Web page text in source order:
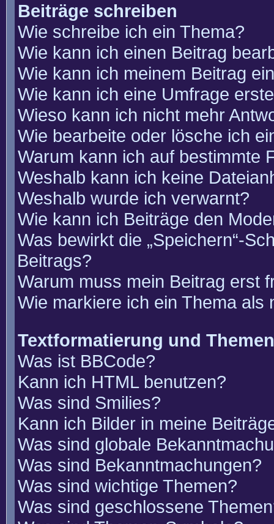
Beiträge schreiben
Wie schreibe ich ein Thema?
Wie kann ich einen Beitrag
Wie kann ich meinem Beitrag
Wie kann ich eine Umfrage
Wieso kann ich nicht mehr
Wie bearbeite oder lösche ich
Warum kann ich auf bestimmte
Weshalb kann ich keine
Weshalb wurde ich verwarnt?
Wie kann ich Beiträge den
Was bewirkt die „Speichern“-
Beitrags?
Warum muss mein Beitrag erst
Wie markiere ich ein Thema als
Textformatierung und
Was ist BBCode?
Kann ich HTML benutzen?
Was sind Smilies?
Kann ich Bilder in meine
Was sind globale
Was sind Bekanntmachungen?
Was sind wichtige Themen?
Was sind geschlossene